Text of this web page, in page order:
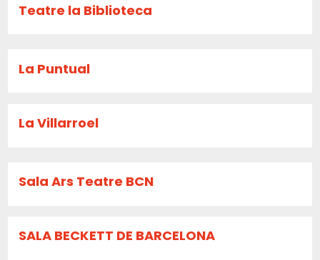
Teatre la Biblioteca
La Puntual
La Villarroel
Sala Ars Teatre BCN
SALA BECKETT DE BARCELONA